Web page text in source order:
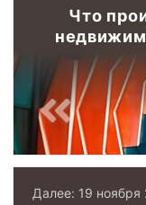
Что
Далее: 19 ноября